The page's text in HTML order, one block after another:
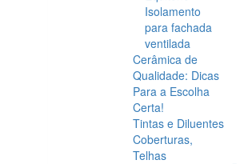
Isolamento
para fachada
ventilada
Cerâmica de
Qualidade: Dicas
Para a Escolha
Certa!
Tintas e Diluentes
Coberturas,
Telhas